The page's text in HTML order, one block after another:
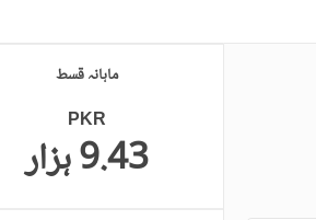
ماہانہ قسط
PKR
9.43 ہزار